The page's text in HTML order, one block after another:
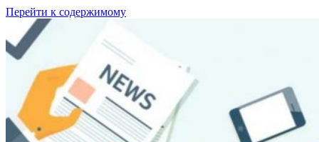
Перейти к содержимому